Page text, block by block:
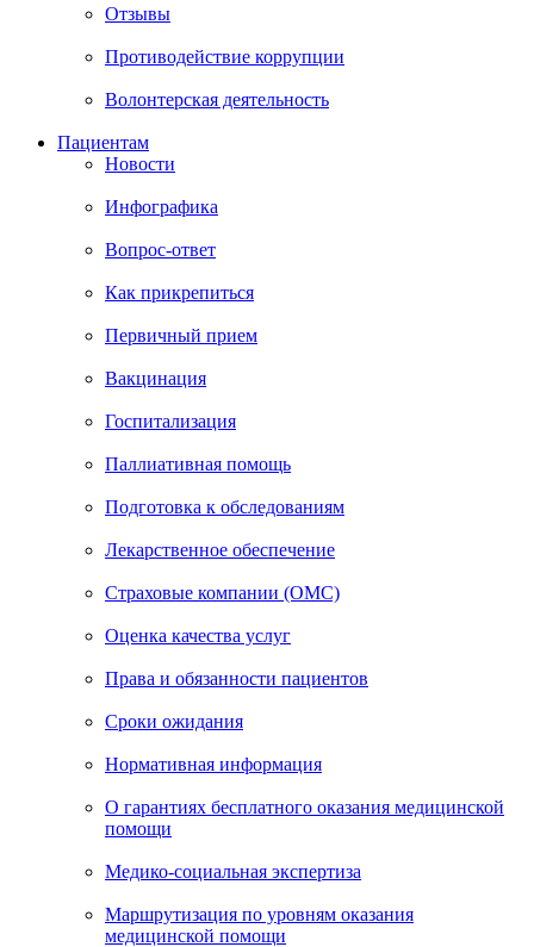
Отзывы
Противодействие коррупции
Волонтерская деятельность
Пациентам
Новости
Инфографика
Вопрос-ответ
Как прикрепиться
Первичный прием
Вакцинация
Госпитализация
Паллиативная помощь
Подготовка к обследованиям
Лекарственное обеспечение
Страховые компании (ОМС)
Оценка качества услуг
Права и обязанности пациентов
Сроки ожидания
Нормативная информация
О гарантиях бесплатного оказания медицинской
помощи
Медико-социальная экспертиза
Маршрутизация по уровням оказания
медицинской помощи